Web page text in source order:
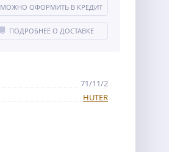
МОЖНО ОФОРМИТЬ В КРЕДИТ
ПОДРОБНЕЕ О ДОСТАВКЕ
71/11/2
HUTER